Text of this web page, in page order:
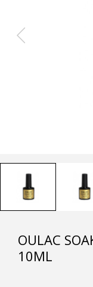
OULAC
10ML